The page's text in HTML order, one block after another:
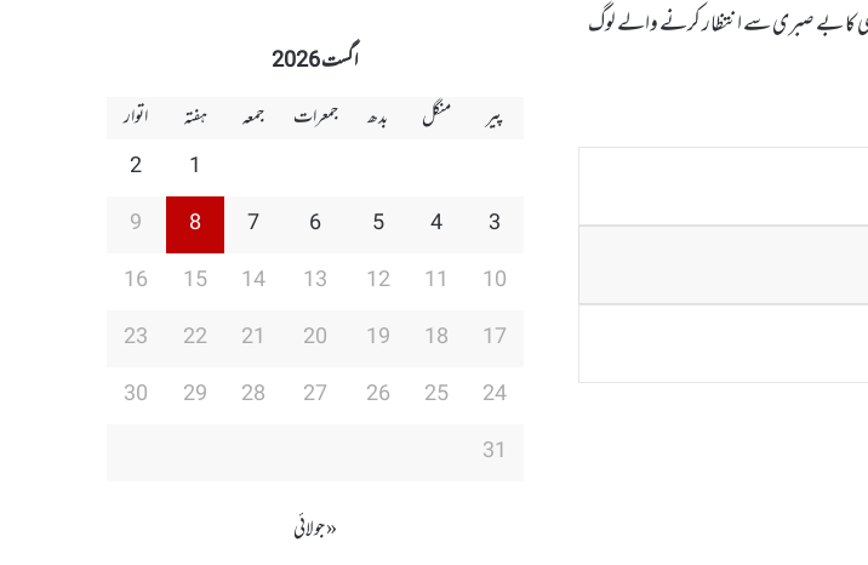
کا بے صبری سے انتظار کرنے والے لوگ
اگست 2026
پیر
منگل بدھ جمعرات جمعہ ہفتہ
اتوار
1
2
3
4
5
6
7
8
9
10
11
12
13
14
15
16
17
18
19
20
21
22
23
24
25
26
27
28
29
30
31
« جولائی